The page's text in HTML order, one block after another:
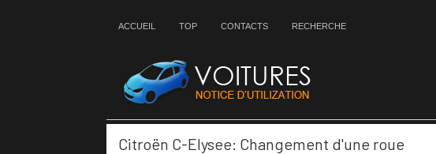
ACCUEIL TOP CONTACTS RECHERCHE
Citroën C-Elysee: Changement d'une roue